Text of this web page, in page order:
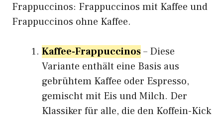
Frappuccinos: Frappuccinos mit Kaffee und
Frappuccinos ohne Kaffee.
Kaffee-Frappuccinos– Diese
Variante enthält eine Basis aus
gebrühtem Kaffee oder Espresso,
gemischt mit Eis und Milch. Der
Klassiker für alle, die den Koffein-Kick